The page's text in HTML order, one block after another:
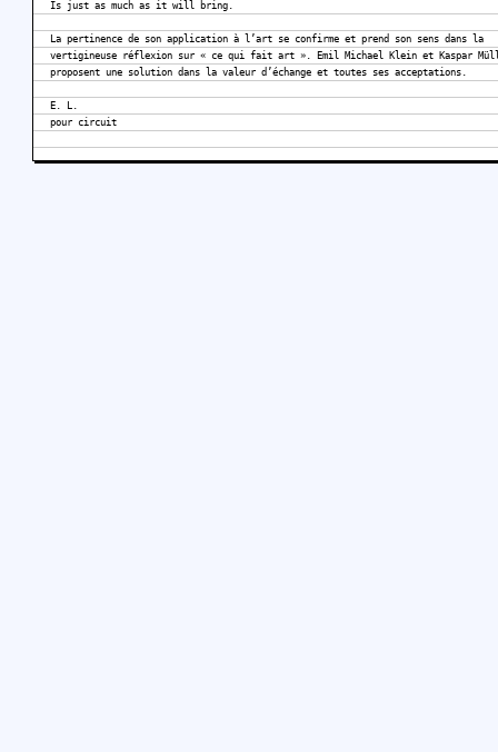
Is just as much as it will bring.
La pertinence de son application à l’art se confirme et prend son sens dans la
vertigineuse réflexion sur « ce qui fait art ». Emil Michael Klein et Kaspar
proposent une solution dans la valeur d’échange et toutes ses acceptations.
E. L.
pour circuit